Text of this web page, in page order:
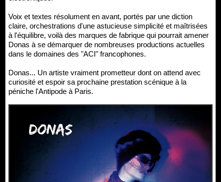
Voix et textes résolument en avant, portés par une diction
claire, orchestrations d'une astucieuse simplicité et maîtrisées
à l'équilibre, voilà des marques de fabrique qui pourrait amener
Donas à se démarquer de nombreuses productions actuelles
dans le domaines des "ACI" francophones.
Donas... Un artiste vraiment prometteur dont on attend avec
curiosité et espoir sa prochaine prestation scénique à la
péniche l'Antipode à Paris.